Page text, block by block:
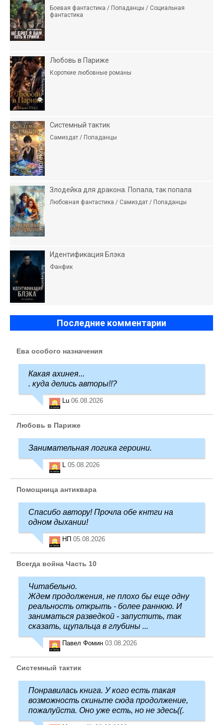
Боевая фантастика / Попаданцы / Социальная
фантастика
Любовь в Париже
Короткие любовные романы
Системный тактик
Самиздат / Попаданцы
Злодейка для дракона. Попала, так попала
Любовная фантастика / Самиздат / Попаданцы
Идентификация Блэка
Фанфик
Последние комментарии
Ева особого назначения
Какая ахинея...
. куда делись авторы!!?
Lu 06.08.2026
Любовь в Париже
Занимательная логика героини.
L 05.08.2026
Помощница антиквара
Спасибо автору! Прочла обе кнтги на
одном дыхании!
НП 05.08.2026
Всегда война Часть 10
Читабельно.
Ждем продолжения, не плохо бы еще одну
реальность открыть - более раннюю. И
заниматься разведкой - запустить, так
сказать, щупальца в глубины ...
Павел Фомин 03.08.2026
Системный тактик
Понравилась книга. У кого есть такая
возможность скиньте сюда продолжение,
пожалуйста. Оно уже есть, но не здесь((.